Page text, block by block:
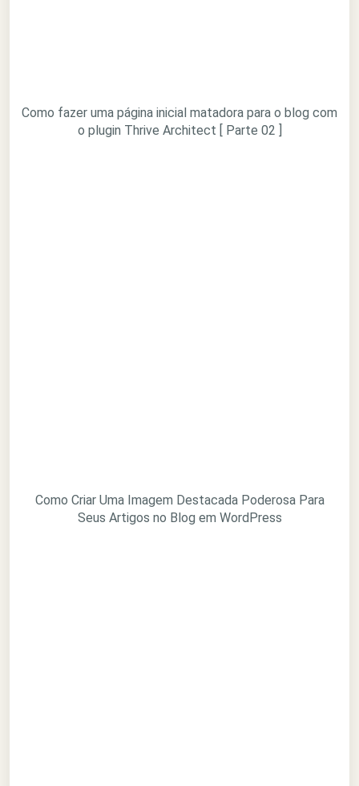
Como fazer uma página inicial matadora para o blog com
o plugin Thrive Architect [ Parte 02 ]
Como Criar Uma Imagem Destacada Poderosa Para
Seus Artigos no Blog em WordPress